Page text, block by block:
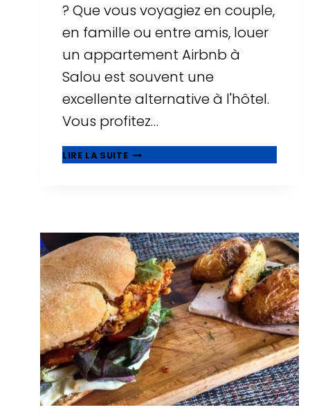
? Que vous voyagiez en couple,
en famille ou entre amis, louer
un appartement Airbnb à
Salou est souvent une
excellente alternative à l'hôtel.
Vous profitez…
LIRE LA SUITE▷
LES
SALOU
:
APPARTEMENTS
AVEC
PISCINE
ET
VUE
SUR
MER